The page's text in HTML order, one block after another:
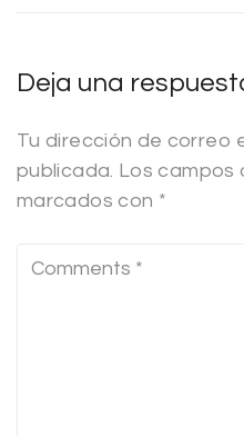
Deja una
Tu dirección de correo
publicada. Los campos
marcados con *